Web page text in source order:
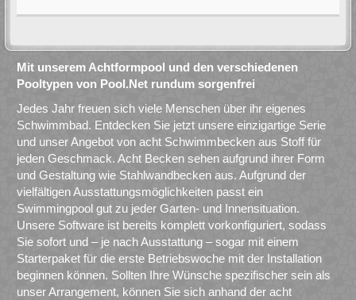
Mit unserem Achtformpool und den verschiedenen
Pooltypen von Pool.Net rundum sorgenfrei
Jedes Jahr freuen sich viele Menschen über ihr eigenes
Schwimmbad. Entdecken Sie jetzt unsere einzigartige Serie
und unser Angebot von acht Schwimmbecken aus Stoff für
jeden Geschmack. Acht Becken sehen aufgrund ihrer Form
und Gestaltung wie Stahlwandbecken aus. Aufgrund der
vielfältigen Ausstattungsmöglichkeiten passt ein
Swimmingpool gut zu jeder Garten- und Innensituation.
Unsere Software ist bereits komplett vorkonfiguriert, sodass
Sie sofort und – je nach Ausstattung – sogar mit einem
Starterpaket für die erste Betriebswoche mit der Installation
beginnen können. Sollten Ihre Wünsche spezifischer sein als
unser Arrangement, können Sie sich anhand der acht